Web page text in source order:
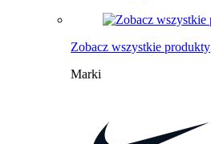
Zobacz wszystkie produkty
Marki